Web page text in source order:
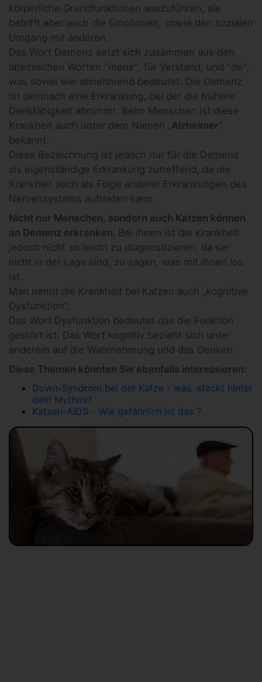
körperliche Grundfunktionen auszuführen, sie
betrifft aber auch die Emotionen, sowie den sozialen
Umgang mit anderen.
Das Wort Demenz setzt sich zusammen aus den
lateinischen Worten " mens" , für Verstand, und " de"
was soviel wie abnehmend bedeutet. Die Demenz
ist demnach eine Erkrankung, bei der die frühere
Denkfähigkeit abnimmt. Beim Menschen ist diese
Krankheit auch unter dem Namen „ Alzheimer“
bekannt.
Diese Bezeichnung ist jedoch nur für die Demenz
als eigenständige Erkrankung zutreffend, da die
Krankheit auch als Folge anderer Erkrankungen des
Nervensystems auftreten kann.
Nicht nur Menschen, sondern auch Katzen können
an Demenz erkranken. Bei ihnen ist die Krankheit
jedoch nicht so leicht zu diagnostizieren, da sie
nicht in der Lage sind, zu sagen, was mit ihnen los
ist.
Man nennt die Krankheit bei Katzen auch „ kognitive
Dysfunktion“.
Das Wort Dysfunktion bedeutet das die Funktion
gestört ist. Das Wort kognitiv bezieht sich unter
anderem auf die Wahrnehmung und das Denken.
Diese Themen könnten Sie ebenfalls interessieren:
Down-Syndrom bei der Katze - was steckt hinter
dem Mythos?
Katzen-AIDS - Wie gefährlich ist das ?